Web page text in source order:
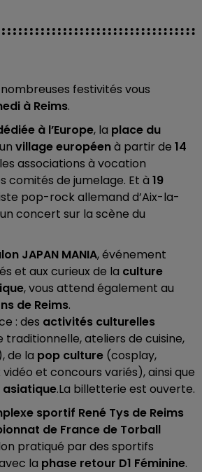
festivités vous
à Reims.
à l’Europe, la place du
village européenà partir de 14
associations à vocation
comités de jumelage. Et à 19
pop-rock allemand d’Aix-la-
concert sur la scène du
JAPAN MANIA, événement
et aux curieux de la culture
, vous attend également au
de Reims.
: des activités culturelles
traditionnelle, ateliers de cuisine,
de la pop culture (cosplay,
et concours variés), ainsi que
.La billetterie est ouverte.
sportif René Tys de Reims
de France de Torball
pratiqué par des sportifs
la phase retour D1 Féminine.